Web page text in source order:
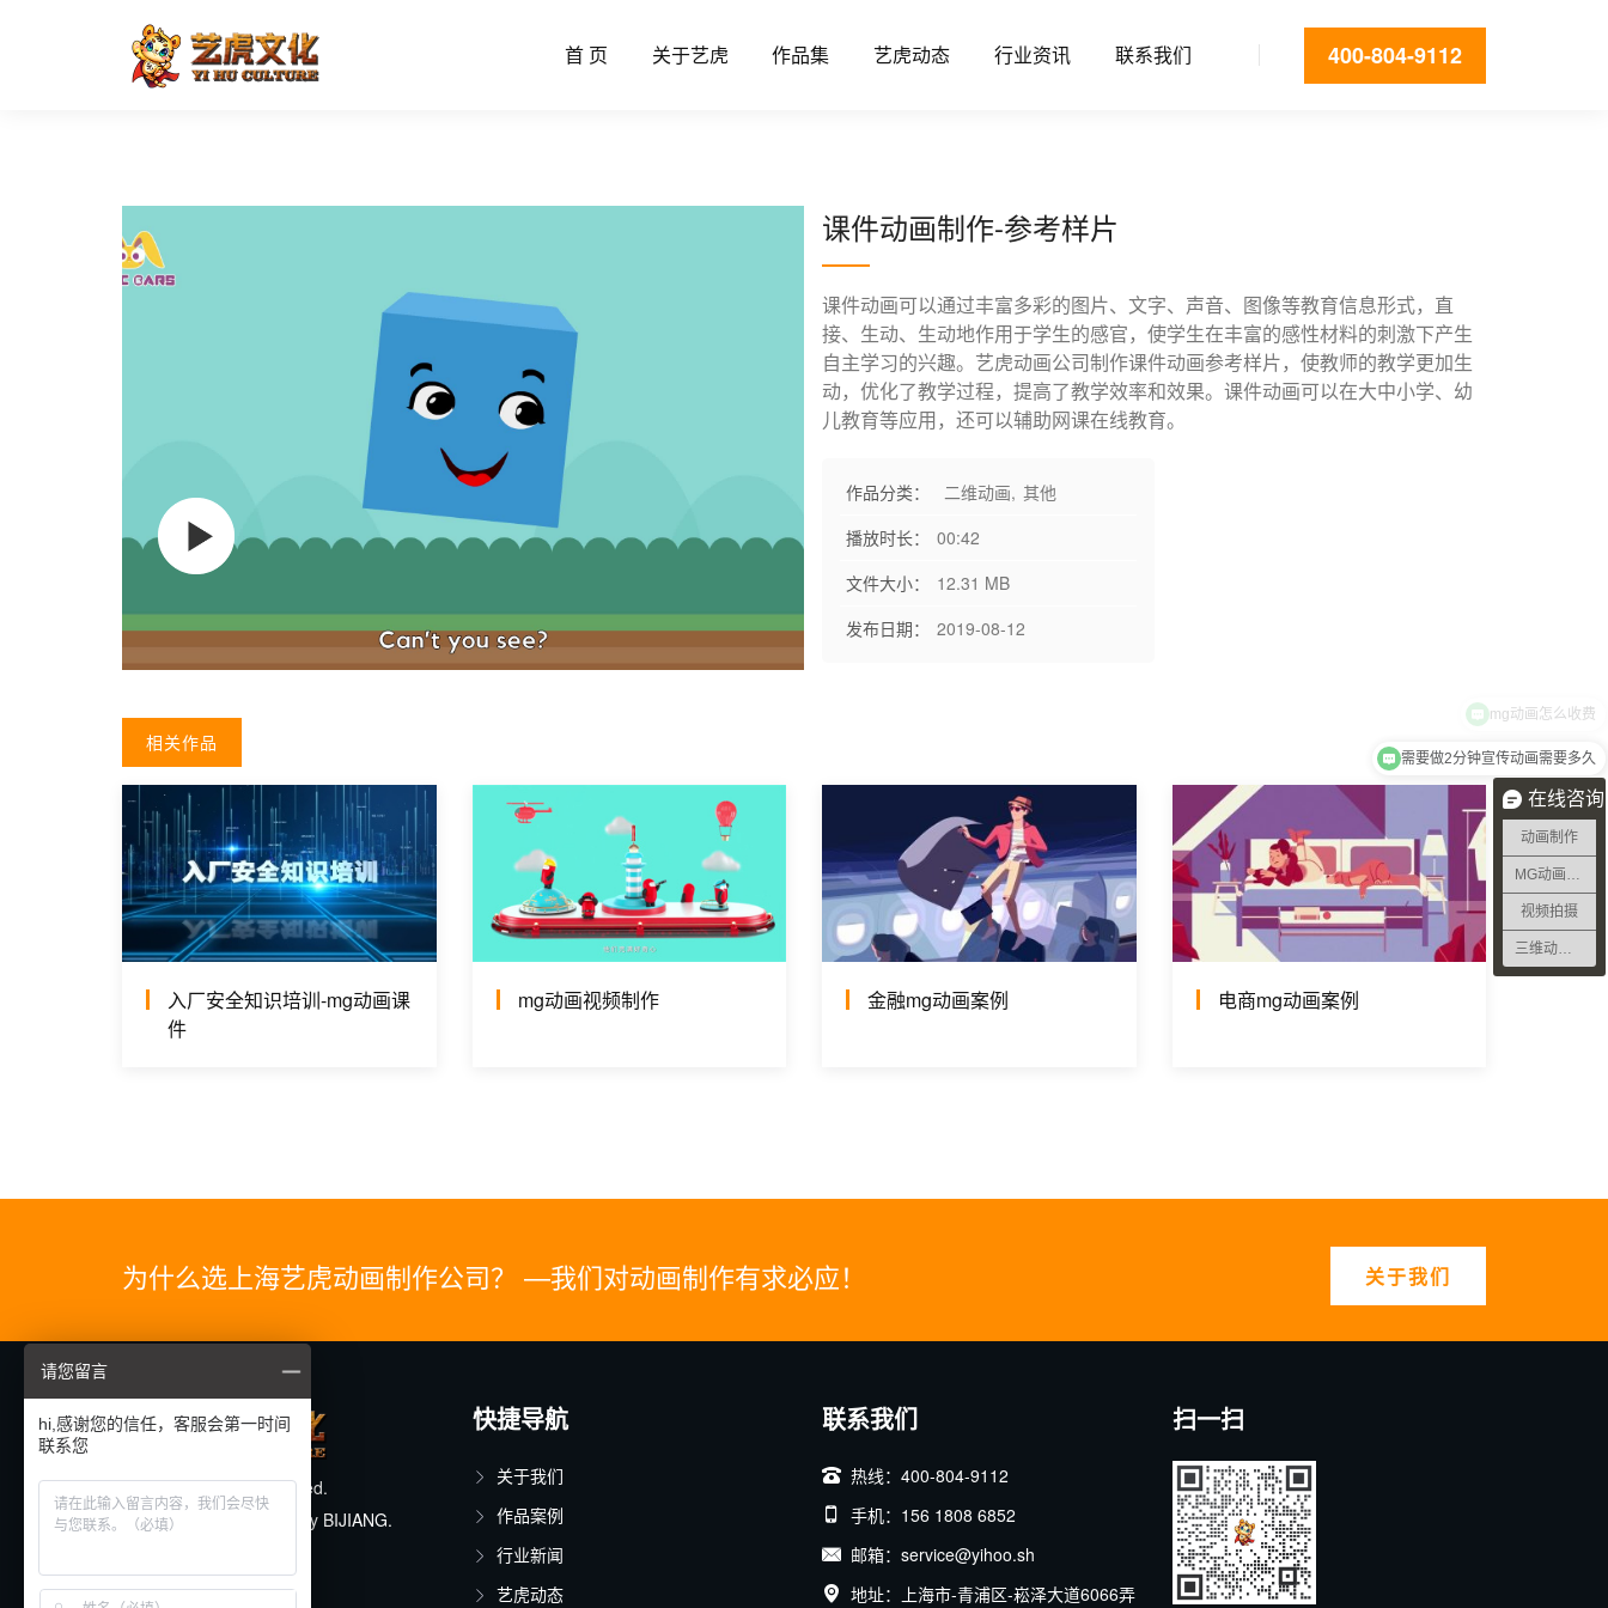
首 页 关于艺虎 作品集 艺虎动态 行业资讯 联系我们 400-804-9112
课件动画制作-参考样片
课件动画制作-参考样片
课件动画可以通过丰富多彩的图片、文字、声音、图像等教育信息形式，直
接、生动、生动地作用于学生的感官，使学生在丰富的感性材料的刺激下产生
自主学习的兴趣。艺虎动画公司制作课件动画参考样片，使教师的教学更加生
动，优化了教学过程，提高了教学效率和效果。课件动画可以在大中小学、幼
儿教育等应用，还可以辅助网课在线教育。
作品分类： 二维动画, 其他
播放时长：
00:42
文件大小：
12.31 MB
发布日期：
2019-08-12
相关作品
入厂安全知识培训-mg动画课
件
mg动画视频制作 金融mg动画案例 电商mg动画案例
为什么选上海艺虎动画制作公司？ —我们对动画制作有求必应！ 关于我们
© 2025. All rights reserved.
Designed & Developed by BIJIANG.
快捷导航
关于我们
作品案例
行业新闻
艺虎动态
联系我们
热线：400-804-9112
手机：156 1808 6852
邮箱：service@yihoo.sh
地址：上海市-青浦区-崧泽大道6066弄
扫一扫
在线咨询
动画制作
MG动画制作
视频拍摄
三维动画制作
mg动画怎么收费
需要做2分钟宣传动画需要多久
请您留言
hi,感谢您的信任，客服会第一时间
联系您